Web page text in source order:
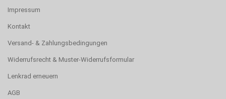
Impressum
Kontakt
Versand- & Zahlungsbedingungen
Widerrufsrecht & Muster-Widerrufsformular
Lenkrad erneuern
AGB